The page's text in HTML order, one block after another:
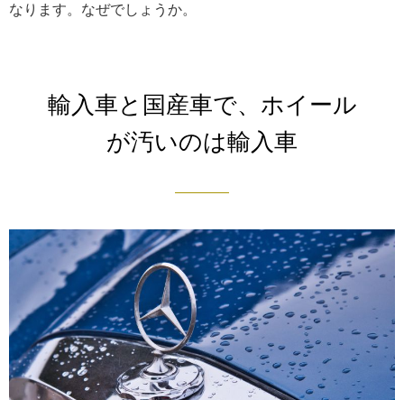
なります。なぜでしょうか。
輸入車と国産車で、ホイール
が汚いのは輸入車